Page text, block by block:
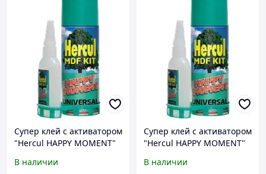
Супер клей c активатором
"Hercul HAPPY MOMENT"
В наличии
Супер клей с активатором
"Hercul HAPPY MOMENT"
В наличии